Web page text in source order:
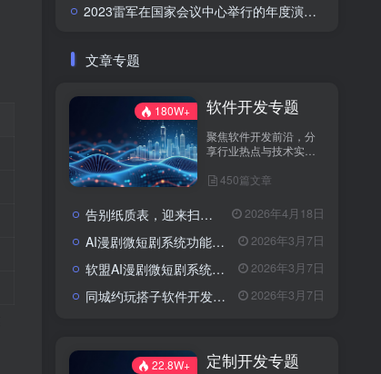
2023雷军在国家会议中心举行的年度演讲全文：成长的经历和感悟
文章专题
180W+ 软件开发专题
聚焦软件开发前沿，分
享行业热点与技术实
450篇文章
告别纸质表，迎来扫码风：企业检查开启“数字入企”新篇章 2026年4月18日
AI漫剧微短剧系统功能包括了哪些？ 2026年3月7日
软盟AI漫剧微短剧系统：以技术破局，重塑内容生产新范式 2026年3月7日
同城约玩搭子软件开发解决方案：模式选择与快速上线策略 2026年3月7日
22.8W+ 定制开发专题